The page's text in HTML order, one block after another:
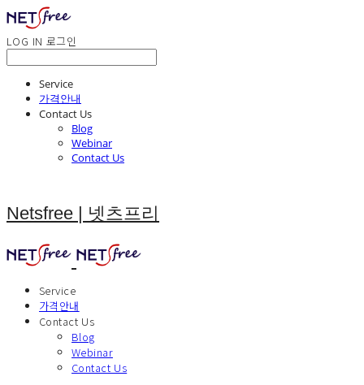
LOG IN 로그인
Service
가격안내
Contact Us
Blog
Webinar
Contact Us
Netsfree | 넷츠프리
Service
가격안내
Contact Us
Blog
Webinar
Contact Us